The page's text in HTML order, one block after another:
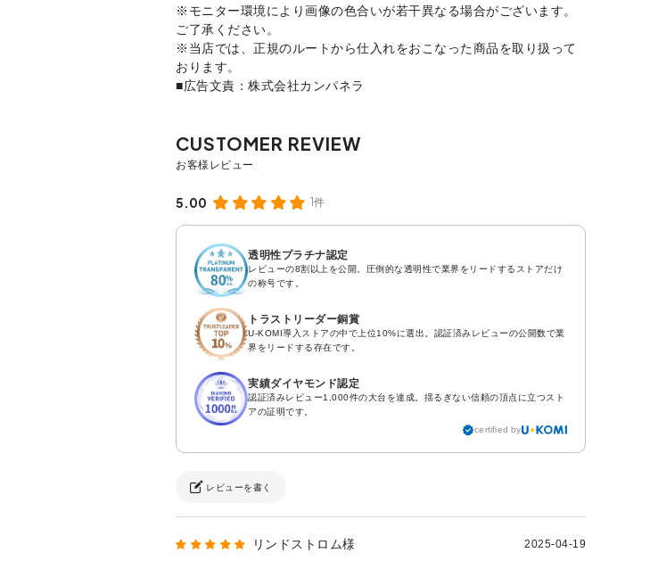
※モニター環境により画像の色合いが若干異なる場合がございます。
ご了承ください。
※当店では、正規のルートから仕入れをおこなった商品を取り扱って
おります。
■広告文責：株式会社カンパネラ
5.00 1件
透明性プラチナ認定
レビューの8割以上を公開。圧倒的な透明性で業界をリードするストアだけ
の称号です。
トラストリーダー銅賞
U-KOMI導入ストアの中で上位10%に選出。認証済みレビューの公開数で業
界をリードする存在です。
実績ダイヤモンド認定
認証済みレビュー1,000件の大台を達成。揺るぎない信頼の頂点に立つスト
アの証明です。
certified by
レビューを書く
リンドストロム様 2025-04-19